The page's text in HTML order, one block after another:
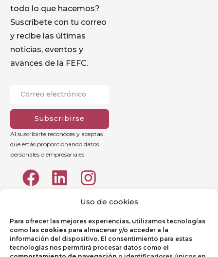
Uso de cookies
Para ofrecer las mejores experiencias, utilizamos tecnologías
como las cookies para almacenar y/o acceder a la
información del dispositivo. El consentimiento para estas
tecnologías nos permitirá procesar datos como el
todo lo que hacemos?
Suscríbete con tu correo
y recibe las últimas
noticias, eventos y
avances de la FEFC.
Subscribirse
Al suscribirte reconoces y aceptas
que estás proporcionando datos
personales o empresariales